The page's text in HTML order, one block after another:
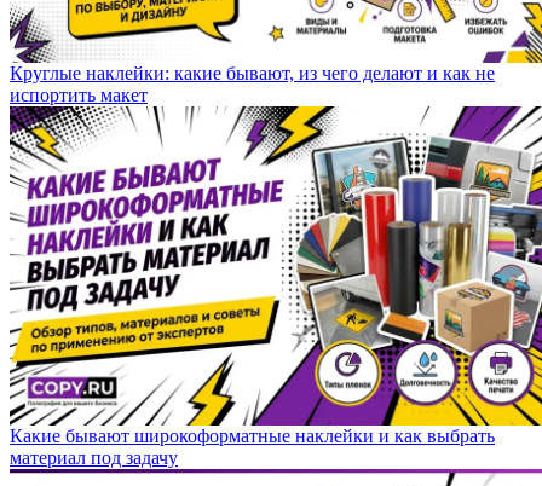
Круглые наклейки: какие бывают, из чего делают и как не
испортить макет
Какие бывают широкоформатные наклейки и как выбрать
материал под задачу